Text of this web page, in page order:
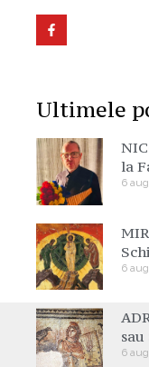
Ultimele
la
6
6
6